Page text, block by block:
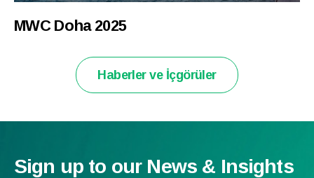
MWC Doha 2025
Haberler ve İçgörüler
Sign up to our News & Insights